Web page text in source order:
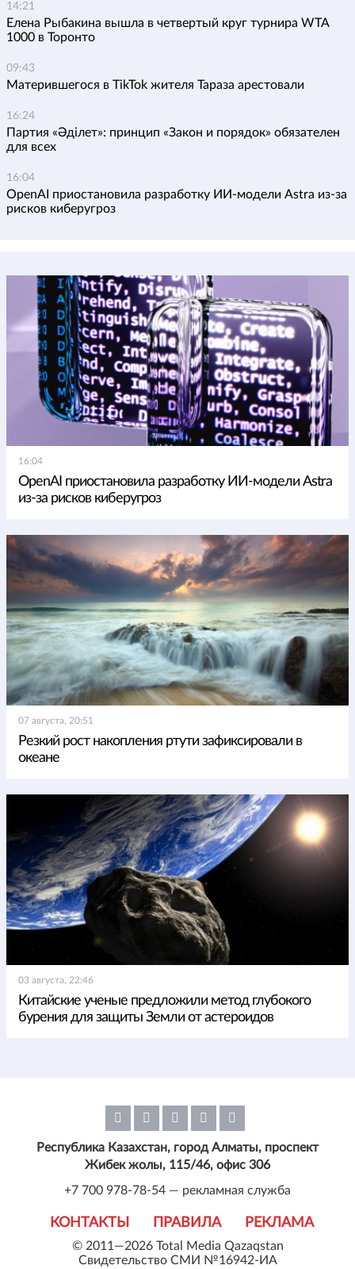
14:21
Елена Рыбакина вышла в четвертый круг турнира WTA
1000 в Торонто
09:43
Матерившегося в TikTok жителя Тараза арестовали
16:24
Партия «Әділет»: принцип «Закон и порядок» обязателен
для всех
16:04
OpenAI приостановила разработку ИИ-модели Astra из-за
рисков киберугроз
16:04
OpenAI приостановила разработку ИИ-модели Astra
из-за рисков киберугроз
07 августа, 20:51
Резкий рост накопления ртути зафиксировали в
океане
03 августа, 22:46
Китайские ученые предложили метод глубокого
бурения для защиты Земли от астероидов
© 2011—2026 Total Media Qazaqstan
Свидетельство СМИ №16942-ИА
КОНТАКТЫ ПРАВИЛА РЕКЛАМА
Республика Казахстан, город Алматы, проспект
Жибек жолы, 115/46, офис 306
+7 700 978-78-54 — рекламная служба